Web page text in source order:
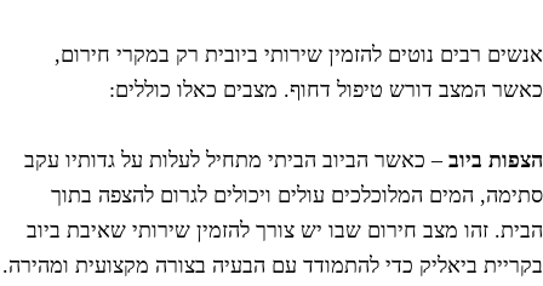
רבים נוטים להזמין שירותי ביובית רק במקרי חירום,
המצב דורש טיפול דחוף. מצבים כאלו כוללים:
ביוב– כאשר הביוב הביתי מתחיל לעלות על גדותיו עקב
המים המלוכלכים עולים ויכולים לגרום להצפה בתוך
זהו מצב חירום שבו יש צורך להזמין שירותי שאיבת ביוב
ביאליק כדי להתמודד עם הבעיה בצורה מקצועית ומהירה.